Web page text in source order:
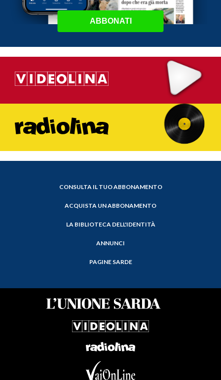
ABBONATI
CONSULTA IL TUO ABBONAMENTO
ACQUISTA UN ABBONAMENTO
LA BIBLIOTECA DELL'IDENTITÀ
ANNUNCI
PAGINE SARDE